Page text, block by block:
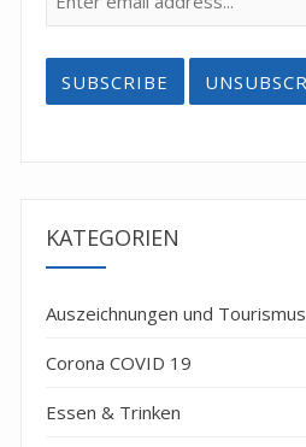
KATEGORIEN
Auszeichnungen und Tourismus
Corona COVID 19
Essen & Trinken